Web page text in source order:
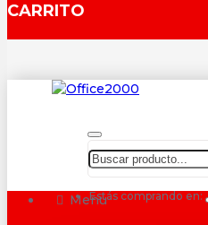
CARRITO
Estás comprando en:
Menu